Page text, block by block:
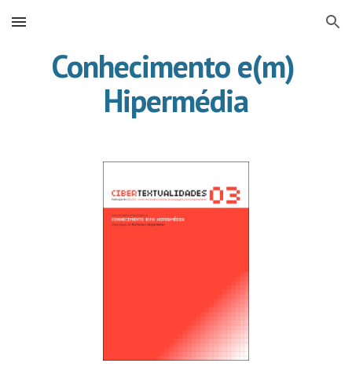
Skip to main content Skip to navigation
Conhecimento e(m)
Hipermédia